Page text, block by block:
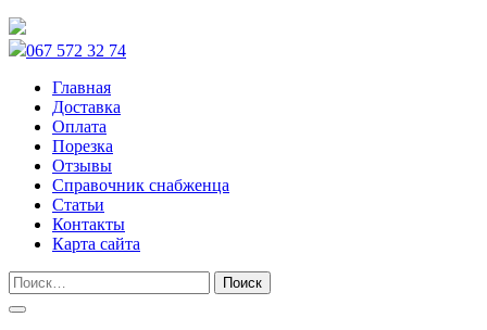
067 572 32 74
Главная
Доставка
Оплата
Порезка
Отзывы
Справочник снабженца
Статьи
Контакты
Карта сайта